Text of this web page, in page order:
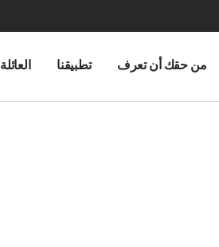
من حقك أن تعرف تطبيقنا العائلة